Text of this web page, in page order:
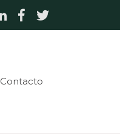
Contacto